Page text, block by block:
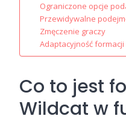
Ograniczone opcje
Przewidywalne
Zmęczenie graczy
Adaptacyjność formacji
Co to jest
Wildcat w